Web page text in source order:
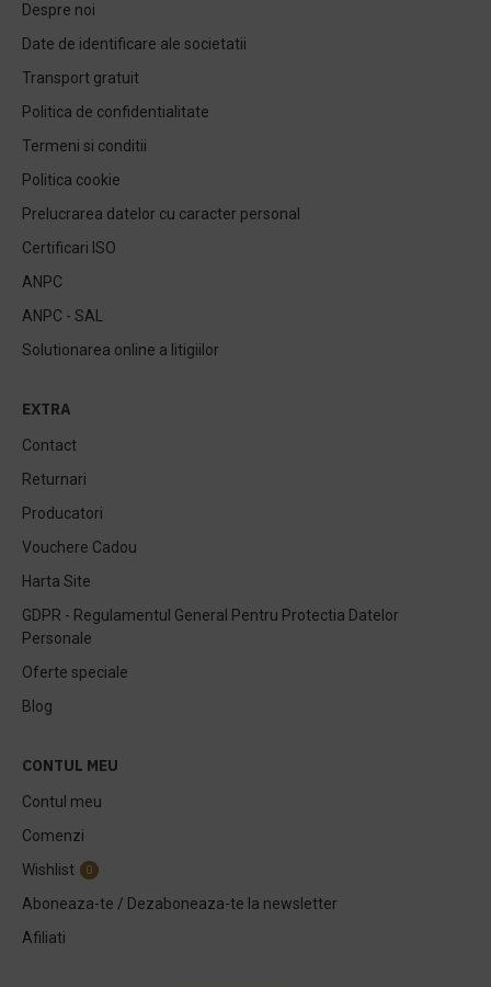
Despre noi
Date de identificare ale societatii
Transport gratuit
Politica de confidentialitate
Termeni si conditii
Politica cookie
Prelucrarea datelor cu caracter personal
Certificari ISO
ANPC
ANPC - SAL
Solutionarea online a litigiilor
EXTRA
Contact
Returnari
Producatori
Vouchere Cadou
Harta Site
GDPR - Regulamentul General Pentru Protectia Datelor
Personale
Oferte speciale
Blog
CONTUL MEU
Contul meu
Comenzi
Wishlist
0
Aboneaza-te / Dezaboneaza-te la newsletter
Afiliati